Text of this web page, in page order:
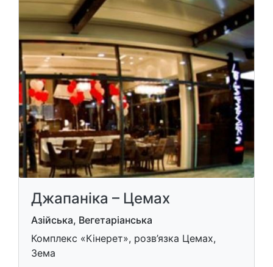
Джапаніка – Цемах
Азійська, Вегетаріанська
Комплекс «Кінерет», розв’язка Цемах,
Зема